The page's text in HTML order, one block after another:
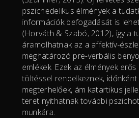
pszichedelikus élmények a
információk befogadását is
(Horváth & Szabó, 2012), így a
áramolhatnak az a affektív-
meghatározó pre-verbális
emlékek. Ezek az élmények
töltéssel rendelkeznek, időnként
megterhelőek, ám katartikus
teret nyithatnak további
munkára.